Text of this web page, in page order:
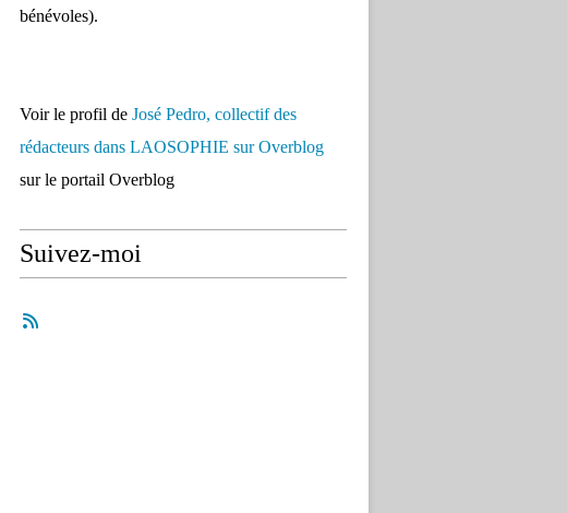
bénévoles).
Voir le profil de José Pedro, collectif des
rédacteurs dans LAOSOPHIE sur Overblog
sur le portail Overblog
Suivez-moi